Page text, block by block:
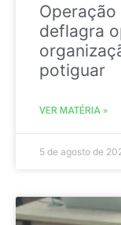
Operação
deflagra
potiguar
VER MATÉRIA »
5 de agosto de